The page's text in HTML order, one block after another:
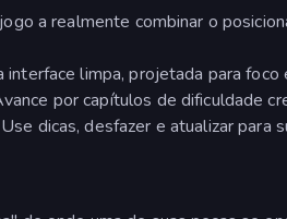
a realmente combinar o
interface limpa, projetada para foco
por capítulos de dificuldade
Use dicas, desfazer e atualizar para